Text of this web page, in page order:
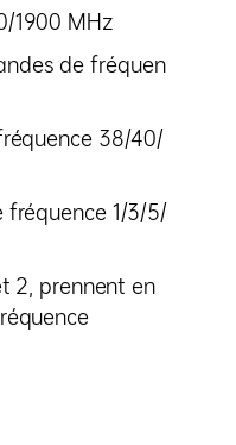
1900 MHz
de fréquen
38/40/
fréquence 1/3/5/
2, prennent en